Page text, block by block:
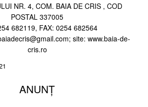
NR. 4, COM. BAIA DE CRIS , COD
POSTAL 337005
682119, FAX: 0254 682564
site: www.baia-de-
cris.ro
ANUNȚ